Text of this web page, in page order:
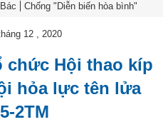
Chống "Diễn biến hòa bình"
12 , 2020
chức Hội thao kíp
hỏa lực tên lửa
2TM